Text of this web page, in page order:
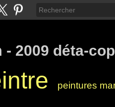
peintures